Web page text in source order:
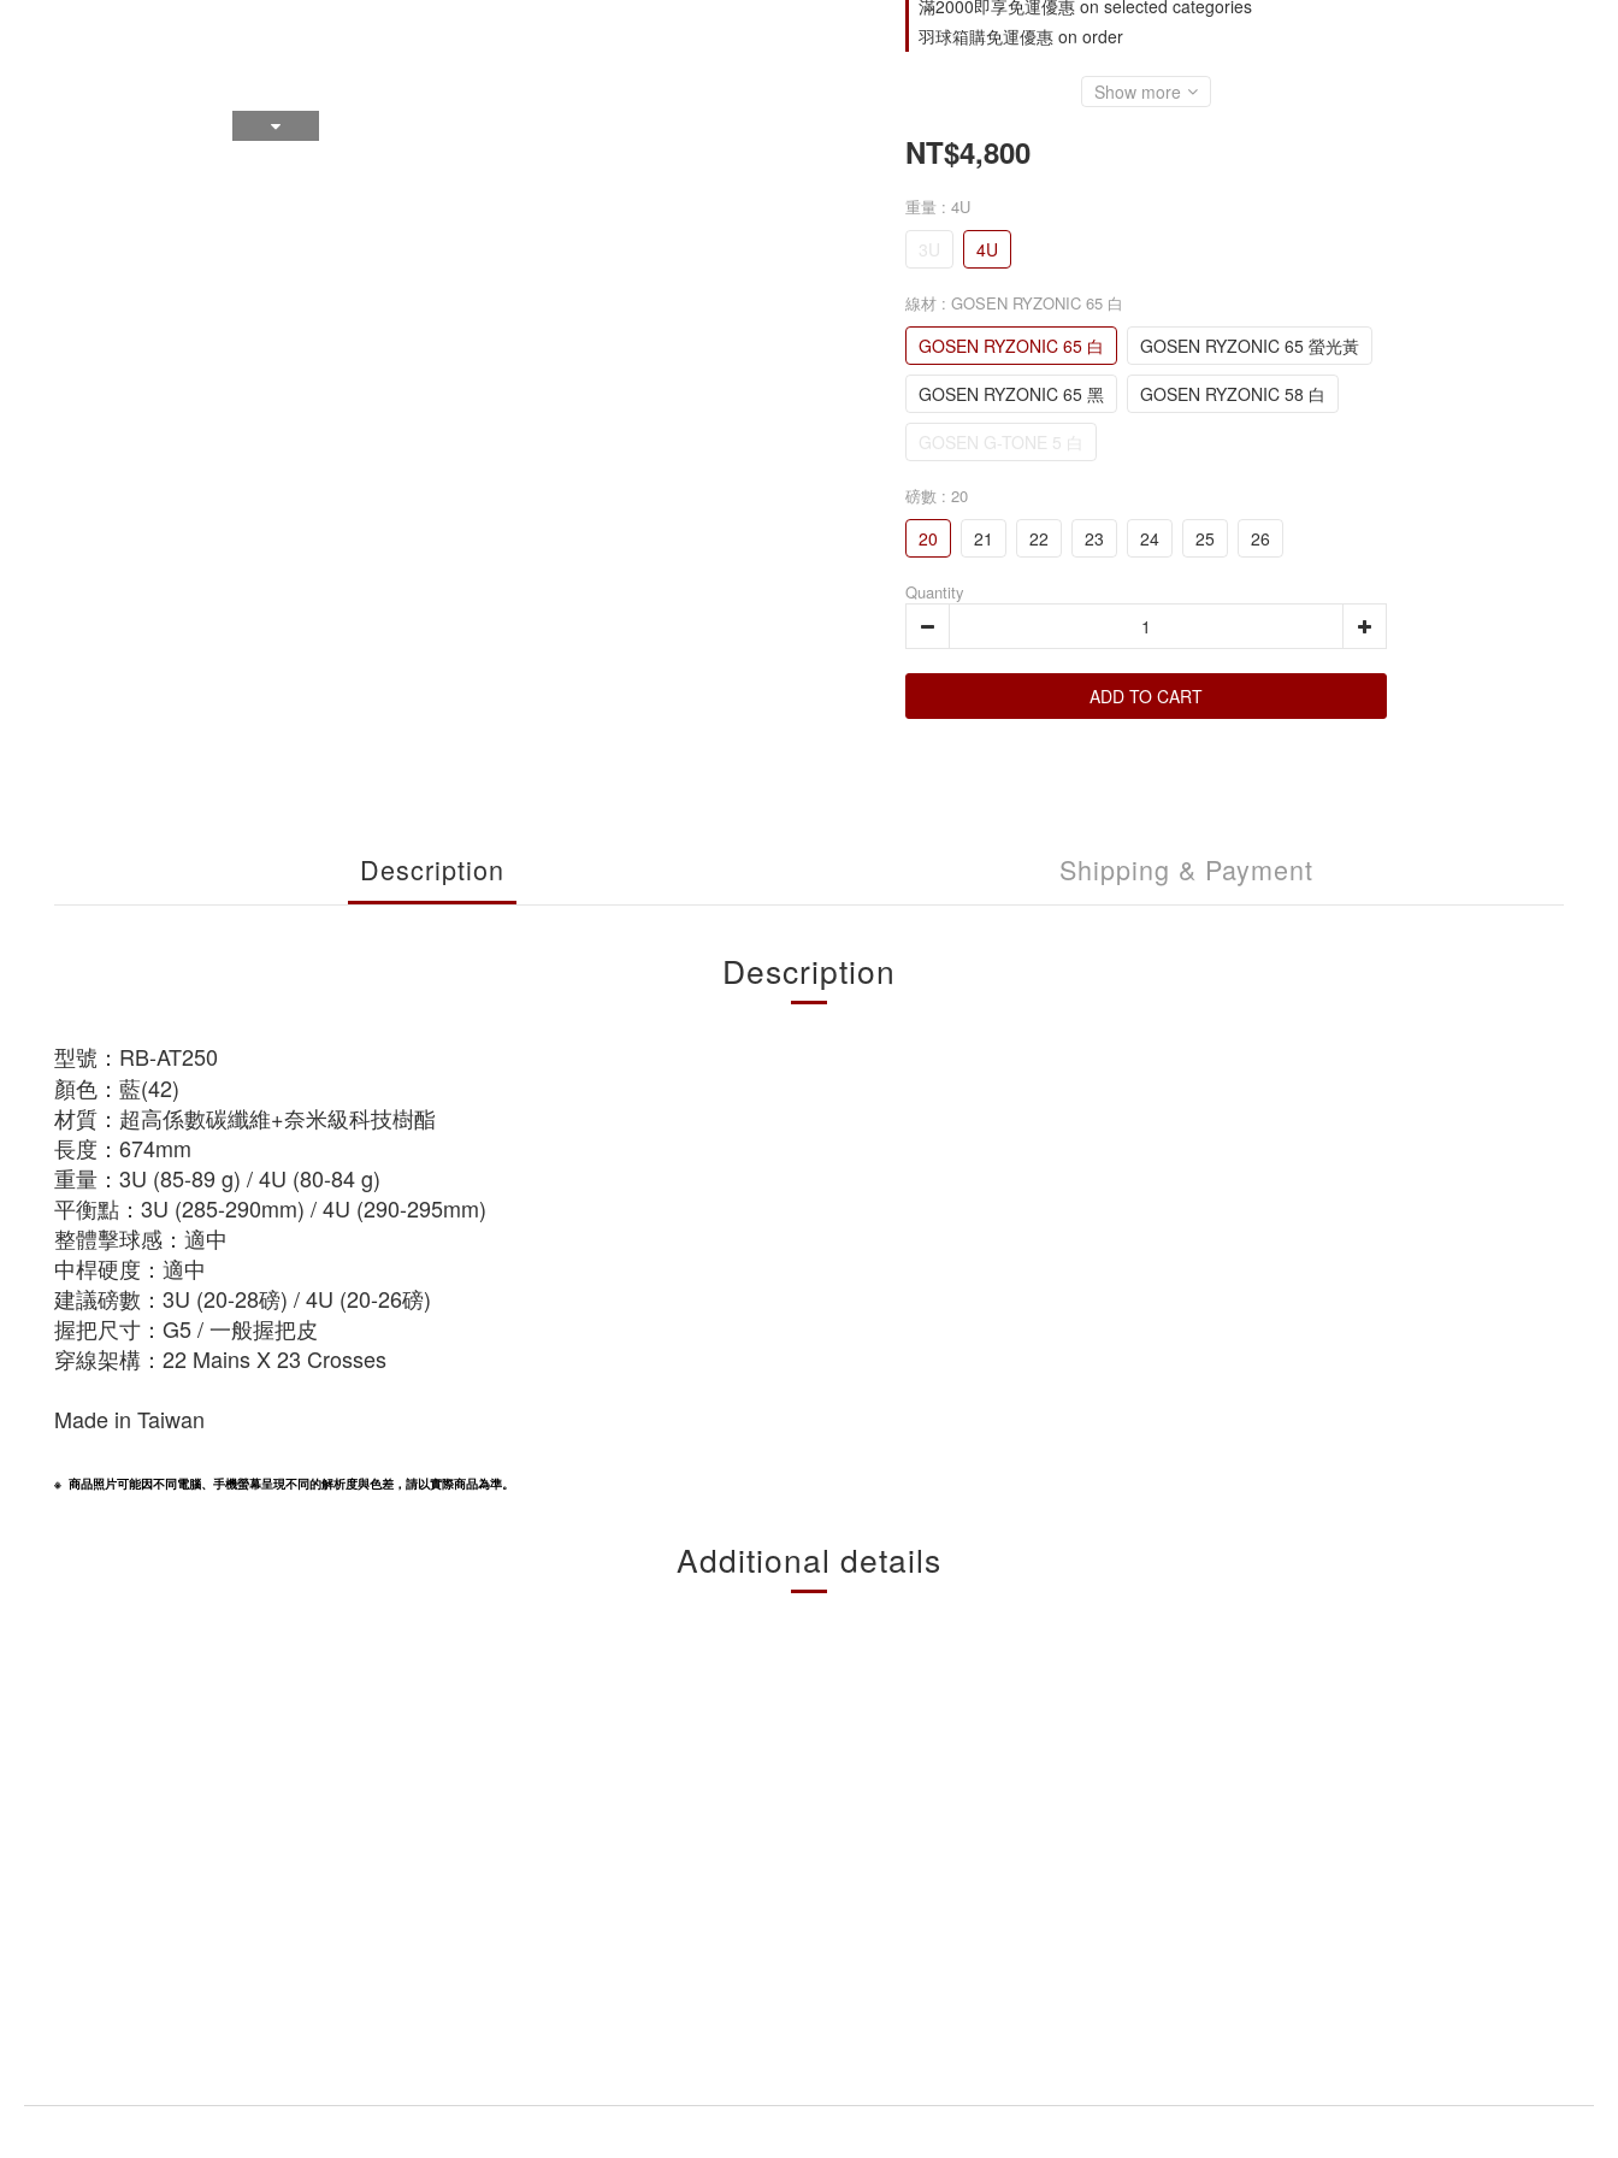
滿2000即享免運優惠 on selected categories
羽球箱購免運優惠 on order
Show more
NT$4,800
重量 : 4U
3U 4U
線材 : GOSEN RYZONIC 65 白
GOSEN RYZONIC 65 白
GOSEN RYZONIC 65 螢光黃
GOSEN RYZONIC 65 黑
GOSEN RYZONIC 58 白
GOSEN G-TONE 5 白
磅數 : 20
20 21 22 23 24 25 26
Quantity
ADD TO CART
Description Shipping & Payment
Description
型號：RB-AT250
顏色：藍(42)
材質：超高係數碳纖維+奈米級科技樹酯
長度：674mm
重量：3U (85-89 g) / 4U (80-84 g)
平衡點：3U (285-290mm) / 4U (290-295mm)
整體擊球感：適中
中桿硬度：適中
建議磅數：3U (20-28磅) / 4U (20-26磅)
握把尺寸：G5/ 一般握把皮
穿線架構：22 Mains X 23 Crosses
Made in Taiwan
※  商品照片可能因不同電腦、手機螢幕呈現不同的解析度與色差，請以實際商品為準。
Additional details